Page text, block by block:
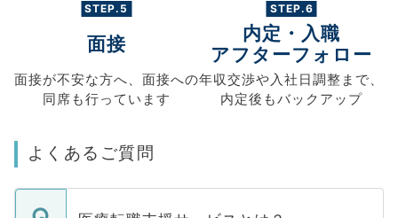
STEP.5
面接
面接が不安な方へ、 面接への
同席も行っています
STEP.6
内定・入職
アフターフォロー
年収交渉や入社日調整まで、
内定後もバックアップ
よくあるご質問